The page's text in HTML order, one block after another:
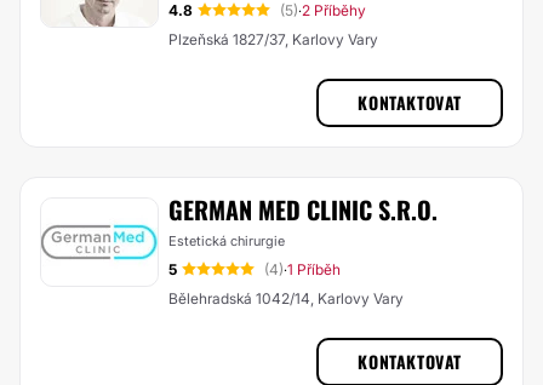
4.8 (5)·2 Příběhy
Plzeňská 1827/37, Karlovy Vary
KONTAKTOVAT
GERMAN MED CLINIC S.R.O.
Estetická chirurgie
5 (4)·1 Příběh
Bělehradská 1042/14, Karlovy Vary
KONTAKTOVAT